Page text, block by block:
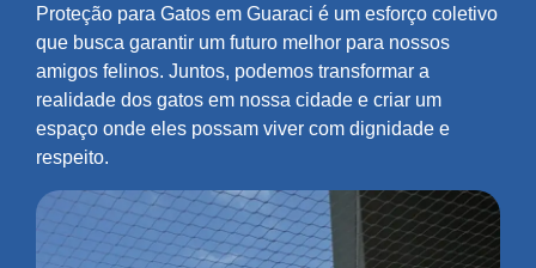
Proteção para Gatos em Guaraci é um esforço coletivo
que busca garantir um futuro melhor para nossos
amigos felinos. Juntos, podemos transformar a
realidade dos gatos em nossa cidade e criar um
espaço onde eles possam viver com dignidade e
respeito.